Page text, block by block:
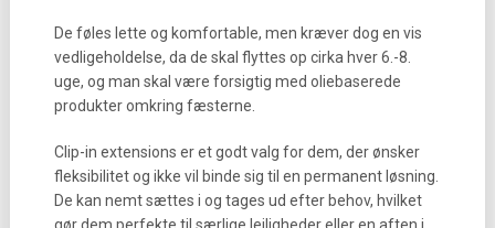
De føles lette og komfortable, men kræver dog en vis
vedligeholdelse, da de skal flyttes op cirka hver 6.-8.
uge, og man skal være forsigtig med oliebaserede
produkter omkring fæsterne.
Clip-in extensions er et godt valg for dem, der ønsker
fleksibilitet og ikke vil binde sig til en permanent løsning.
De kan nemt sættes i og tages ud efter behov, hvilket